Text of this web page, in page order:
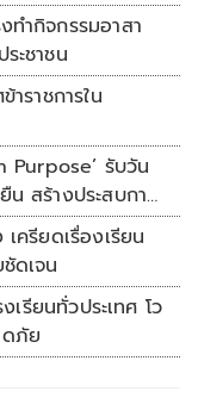
ทำกิจกรรมอาสา
ะชาชน
าราชการใน
Purpose’ รับวัน
สร้างประสบกา
ครียดเรื่องเรียน
ดเจน
เรียนทั่วประเทศ โว
ดภัย